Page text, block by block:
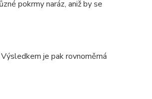
pokrmy naráz, aniž by se
je pak rovnoměrná